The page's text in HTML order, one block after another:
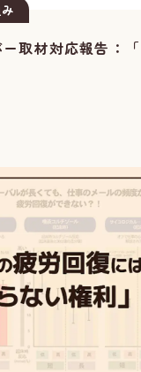
取材対応報告：